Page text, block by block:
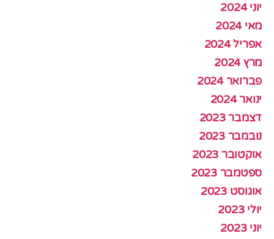
יוני 2024
מאי 2024
אפריל 2024
מרץ 2024
פברואר 2024
ינואר 2024
דצמבר 2023
נובמבר 2023
אוקטובר 2023
ספטמבר 2023
אוגוסט 2023
יולי 2023
יוני 2023